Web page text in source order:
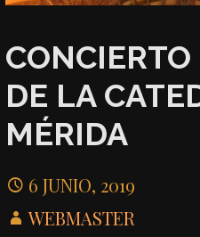
DE LA
MÉRIDA
6 JUNIO, 2019
WEBMASTER